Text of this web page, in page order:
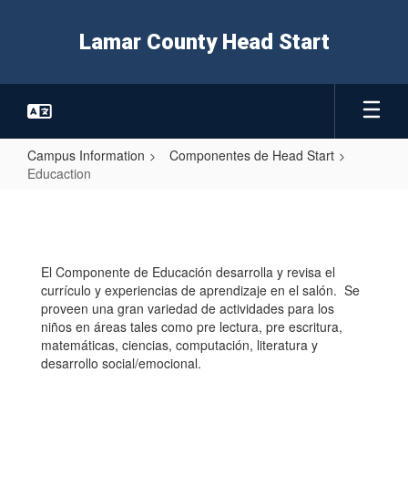
Lamar County Head Start
Campus Information
Componentes de Head Start
Educaction
El Componente de Educación desarrolla y revisa el
currículo y experiencias de aprendizaje en el salón. Se
proveen una gran variedad de actividades para los
niños en áreas tales como pre lectura, pre escritura,
matemáticas, ciencias, computación, literatura y
desarrollo social/emocional.